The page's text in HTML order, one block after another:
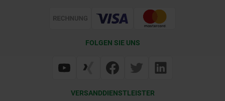
FOLGEN SIE UNS
VERSANDDIENSTLEISTER